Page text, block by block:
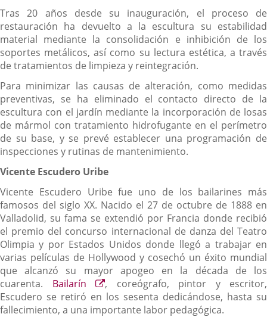
Tras 20 años desde su inauguración, el proceso de
restauración ha devuelto a la escultura su estabilidad
material mediante la consolidación e inhibición de los
soportes metálicos, así como su lectura estética, a través
de tratamientos de limpieza y reintegración.
Para minimizar las causas de alteración, como medidas
preventivas, se ha eliminado el contacto directo de la
escultura con el jardín mediante la incorporación de losas
de mármol con tratamiento hidrofugante en el perímetro
de su base, y se prevé establecer una programación de
inspecciones y rutinas de mantenimiento.
Vicente Escudero Uribe
Vicente Escudero Uribe fue uno de los bailarines más
famosos del siglo XX. Nacido el 27 de octubre de 1888 en
Valladolid, su fama se extendió por Francia donde recibió
el premio del concurso internacional de danza del Teatro
Olimpia y por Estados Unidos donde llegó a trabajar en
varias películas de Hollywood y cosechó un éxito mundial
que alcanzó su mayor apogeo en la década de los
cuarenta. Bailarín
Enlace
a
una
, coreógrafo, pintor y escritor,
Escudero se retiró en los sesenta dedicándose, hasta su
fallecimiento, a una importante labor pedagógica.